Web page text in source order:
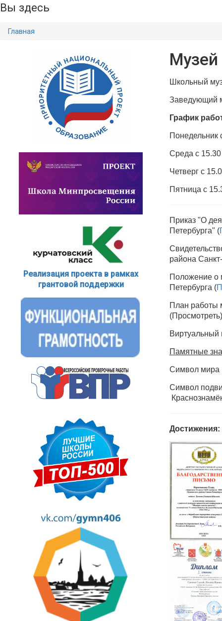
Вы здесь
Главная
Реализация проекта в рамках
грантовой поддержки
Музей
Школьный
Заведующий
График
Понедельник
Среда с
Четверг с
Пятница с
Приказ "О
Петербурга" (
района
Положение о
Петербурга (
План работы
(Просмотреть)
Виртуальный
Памятные
Символ мира
Символ
Достижения: